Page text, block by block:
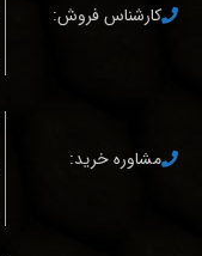
کارشناس فروش:
مشاوره خرید: